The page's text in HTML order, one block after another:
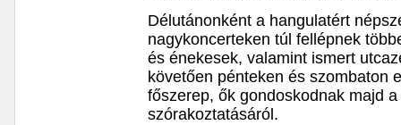
Délutánonként a hangulatért
nagykoncerteken túl fellépnek
és énekesek, valamint ismert
követően pénteken és szombaton
főszerep, ők gondoskodnak majd
szórakoztatásáról.